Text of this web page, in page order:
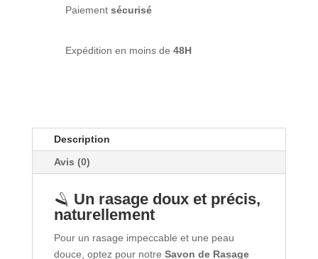
l'anciennePaiement sécurisé
Expédition en moins de 48H
Description
Avis (0)
🪒 Un rasage doux et précis,
naturellement
Pour un rasage impeccable et une peau
douce, optez pour notre Savon de Rasage